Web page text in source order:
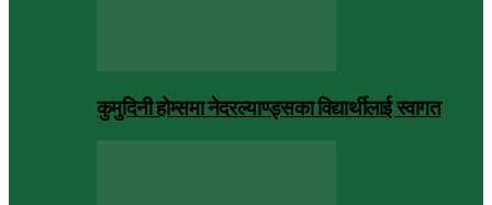
कुमुदिनी होम्समा नेदरल्याण्ड्सका विद्यार्थीलाई स्वागत